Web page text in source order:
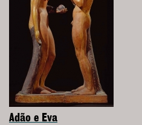
Adão e Eva